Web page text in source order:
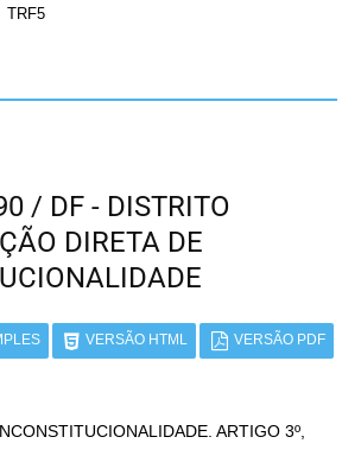
TRF5
/ DF - DISTRITO
DIRETA DE
VERSÃO HTML VERSÃO PDF
ARTIGO 3º,